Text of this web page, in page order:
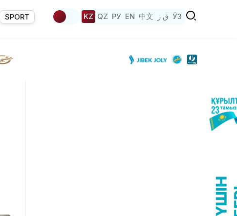
SPORT KZ QZ РУ EN 中文 ق ز ЎЗ